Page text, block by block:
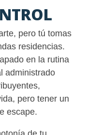
pero tú tomas
residencias.
en la rutina
administrado
pero tener un
escape.